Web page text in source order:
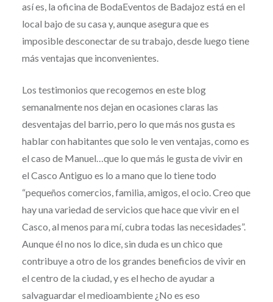
así es, la oficina de BodaEventos de Badajoz está en el
local bajo de su casa y, aunque asegura que es
imposible desconectar de su trabajo, desde luego tiene
más ventajas que inconvenientes.
Los testimonios que recogemos en este blog
semanalmente nos dejan en ocasiones claras las
desventajas del barrio, pero lo que más nos gusta es
hablar con habitantes que solo le ven ventajas, como es
el caso de Manuel…que lo que más le gusta de vivir en
el Casco Antiguo es lo a mano que lo tiene todo
“pequeños comercios, familia, amigos, el ocio. Creo que
hay una variedad de servicios que hace que vivir en el
Casco, al menos para mí, cubra todas las necesidades”.
Aunque él no nos lo dice, sin duda es un chico que
contribuye a otro de los grandes beneficios de vivir en
el centro de la ciudad, y es el hecho de ayudar a
salvaguardar el medioambiente ¿No es eso